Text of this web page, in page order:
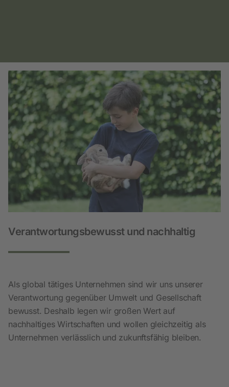
Verantwortungsbewusst und nachhaltig
Als global tätiges Unternehmen sind wir uns unserer
Verantwortung gegenüber Umwelt und Gesellschaft
bewusst. Deshalb legen wir großen Wert auf
nachhaltiges Wirtschaften und wollen gleichzeitig als
Unternehmen verlässlich und zukunftsfähig bleiben.